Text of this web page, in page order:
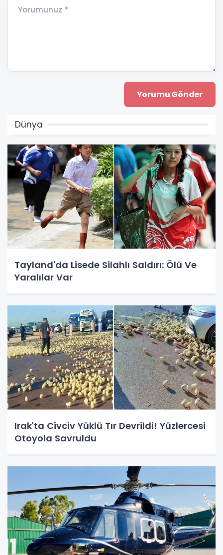
Yorumunuz *
Dünya
Tayland'da Lisede Silahlı Saldırı: Ölü Ve
Yaralılar Var
Irak'ta Civciv Yüklü Tır Devrildi! Yüzlercesi
Otoyola Savruldu